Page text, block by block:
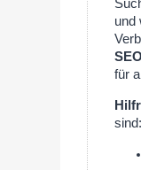
und
für
sind: